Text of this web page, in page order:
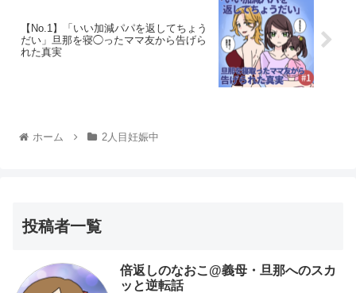
【No.1】「いい加減パパを返してちょう
だい」旦那を寝◯ったママ友から告げら
れた真実
ホーム 2人目妊娠中
投稿者一覧
倍返しのなおこ@義母・旦那へのスカ
ッと逆転話